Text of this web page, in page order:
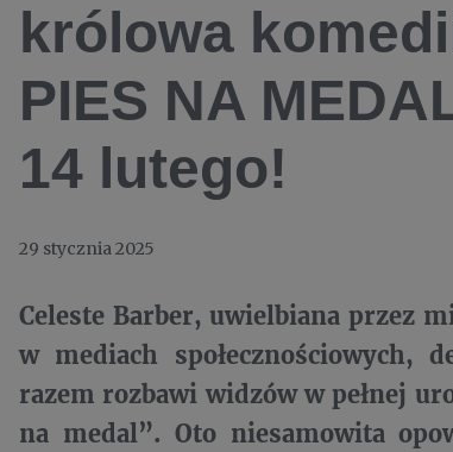
królowa
PIES NA
14 lutego!
29 stycznia 2025
Celeste Barber, uwielbiana przez
w mediach społecznościowych,
razem rozbawi widzów w pełnej
na medal”. Oto niesamowita